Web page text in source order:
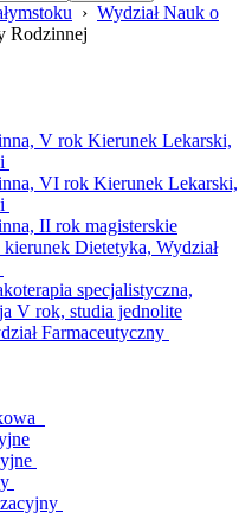
› Wydział Nauk o
Rodzinnej
V rok Kierunek Lekarski,
VI rok Kierunek Lekarski,
II rok magisterskie
Dietetyka, Wydział
specjalistyczna,
V rok, studia jednolite
Farmaceutyczny